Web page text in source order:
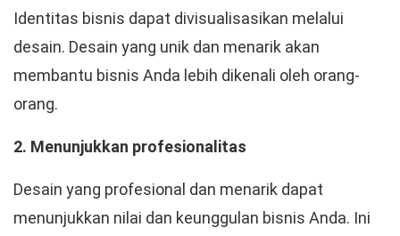
Identitas bisnis dapat divisualisasikan melalui
desain. Desain yang unik dan menarik akan
membantu bisnis Anda lebih dikenali oleh orang-
orang.
2. Menunjukkan profesionalitas
Desain yang profesional dan menarik dapat
menunjukkan nilai dan keunggulan bisnis Anda. Ini